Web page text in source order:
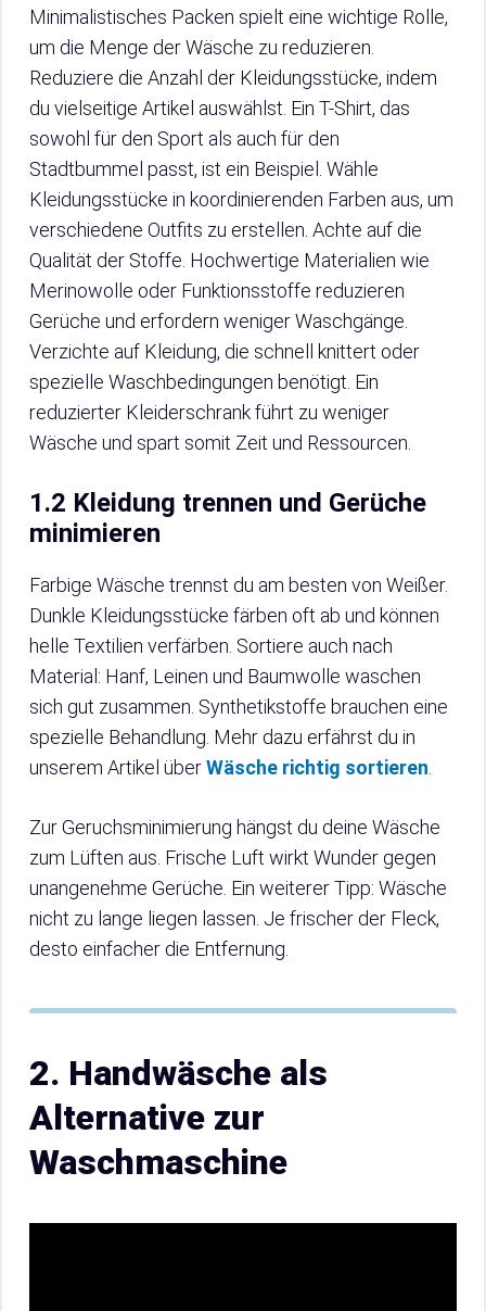
Minimalistisches Packen spielt eine wichtige Rolle,
um die Menge der Wäsche zu reduzieren.
Reduziere die Anzahl der Kleidungsstücke, indem
du vielseitige Artikel auswählst. Ein T-Shirt, das
sowohl für den Sport als auch für den
Stadtbummel passt, ist ein Beispiel. Wähle
Kleidungsstücke in koordinierenden Farben aus, um
verschiedene Outfits zu erstellen. Achte auf die
Qualität der Stoffe. Hochwertige Materialien wie
Merinowolle oder Funktionsstoffe reduzieren
Gerüche und erfordern weniger Waschgänge.
Verzichte auf Kleidung, die schnell knittert oder
spezielle Waschbedingungen benötigt. Ein
reduzierter Kleiderschrank führt zu weniger
Wäsche und spart somit Zeit und Ressourcen.
1.2 Kleidung trennen und Gerüche
minimieren
Farbige Wäsche trennst du am besten von Weißer.
Dunkle Kleidungsstücke färben oft ab und können
helle Textilien verfärben. Sortiere auch nach
Material: Hanf, Leinen und Baumwolle waschen
sich gut zusammen. Synthetikstoffe brauchen eine
spezielle Behandlung. Mehr dazu erfährst du in
unserem Artikel überWäsche richtig sortieren
Zur Geruchsminimierung hängst du deine Wäsche
zum Lüften aus. Frische Luft wirkt Wunder gegen
unangenehme Gerüche. Ein weiterer Tipp: Wäsche
nicht zu lange liegen lassen. Je frischer der Fleck,
desto einfacher die Entfernung.
2. Handwäsche als
Alternative zur
Waschmaschine